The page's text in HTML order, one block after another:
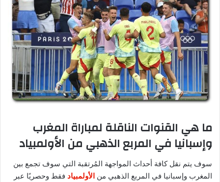
ما هي القنوات الناقلة لمباراة المغرب
وإسبانيا في المربع الذهبي من الأولمبياد
سوف يتم نقل كافة أحداث المواجهة المُرتقبة التي سوف تجمع بين
المغرب وإسبانيا في المربع الذهبي من الأولمبياد فقط وحصريًا عبر